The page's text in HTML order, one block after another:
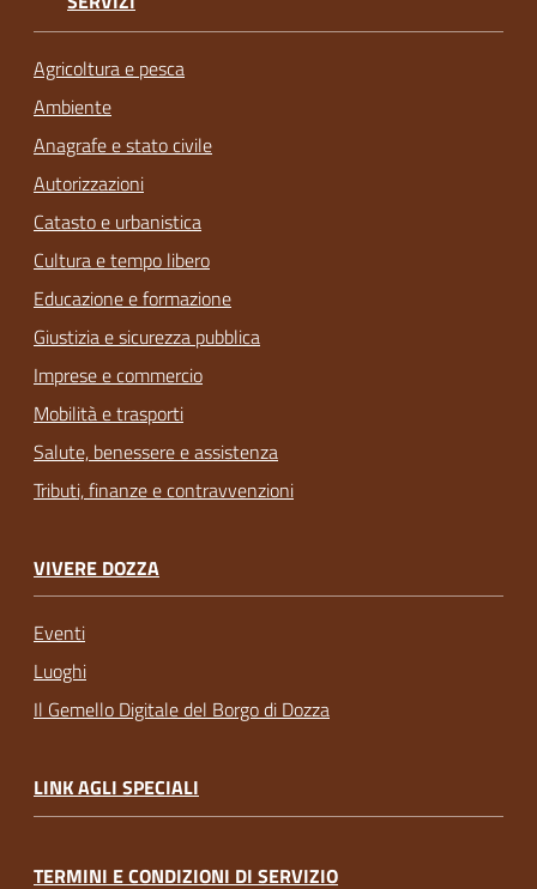
Agricoltura e pesca
Ambiente
Anagrafe e stato civile
Autorizzazioni
Catasto e urbanistica
Cultura e tempo libero
Educazione e formazione
Giustizia e sicurezza pubblica
Imprese e commercio
Mobilità e trasporti
Salute, benessere e assistenza
Tributi, finanze e contravvenzioni
VIVERE DOZZA
Eventi
Luoghi
Il Gemello Digitale del Borgo di Dozza
LINK AGLI SPECIALI
TERMINI E CONDIZIONI DI SERVIZIO